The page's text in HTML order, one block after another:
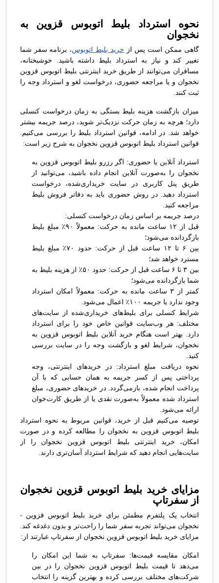
نحوه استرداد بلیط اتوبوس قزوين به
نخجوان
گاهی ممکن است پس از خرید بلیط اتوبوس، برنامه سفر شما
تغییر کند و نیاز به استرداد بلیط داشته باشید. خوشبختانه،
مسافران می‌توانند از طریق خرید اینترنتی بلیط اتوبوس قزوين
نخجوان و یا مراجعه حضوری، درخواست لغو و استرداد وجه را
ثبت کنند.
میزان بازگشت هزینه بلیط بستگی به زمان درخواست کنسلی
دارد؛ هرچه به زمان حرکت نزدیک‌تر شوید، درصد جریمه بیشتر
خواهد شد. در ادامه، قوانین استرداد بلیط را بررسی می‌کنیم.
قوانین استرداد بلیط اتوبوس قزوين نخجوان به شرح زیر است:
استرداد آنلاین یا حضوری: اگر رزرو بلیط اتوبوس قزوين به
نخجوان را به‌صورت آنلاین انجام داده باشید، می‌توانید از
طریق پنل کاربری در سایت خریداری‌شده، درخواست
استرداد دهید. در روش حضوری باید به دفاتر فروش بلیط
مراجعه کنید.
درصد جریمه بر اساس زمان درخواست کنسلی:
قبل از ۱۲ ساعت مانده به حرکت: معمولاً ۹۰٪ مبلغ بلیط
بازگردانده می‌شود؛
بین ۶ تا ۱۲ ساعت قبل از حرکت: حدود ۷۰٪ مبلغ بلیط
مسترد خواهد شد؛
بین ۳ تا ۶ ساعت قبل از حرکت: حدود ۵۰٪ از هزینه بلیط به
شما بازگردانده می‌شود؛
کمتر از ۳ ساعت مانده به حرکت: معمولاً امکان استرداد
وجود ندارد یا جریمه ۱۰۰٪ اعمال می‌شود.
شرایط کنسلی برای بلیط‌های خریداری‌شده از سایت‌های
مختلف: هر وب‌سایت قوانین خاص خود را برای استرداد
دارد. بهتر است هنگام خرید آنلاین بلیط اتوبوس قزوين به
نخجوان، شرایط لغو و بازگشت وجه را در سایت بررسی
کنید.
نحوه دریافت مبلغ استرداد: در خریدهای اینترنتی، وجه
پرداختی پس از کسر جریمه به همان حسابی که با آن
پرداخت انجام شده، بازمی‌گردد. در خریدهای حضوری، مبلغ
استرداد شده معمولاً به‌صورت نقدی یا از طریق کارت‌خوان
ارائه می‌شود.
توصیه می‌کنیم قبل از خرید، قوانین مربوط به نحوه استرداد
بلیط اتوبوس قزوين به نخجوان را مطالعه کرده و در صورت
امکان، خرید اینترنتی بلیط اتوبوس قزوين نخجوان را از
سایت‌هایی انجام دهید که شرایط استرداد آسان‌تری دارند.
مزایای خرید بلیط اتوبوس قزوين نخجوان
از سفرتاپ
انتخاب یک پلتفرم مطمئن برای خرید بلیط اتوبوس قزوين -
نخجوان می‌تواند تجربه سفر شما را راحت‌تر و بدون دغدغه کند.
مزایای خرید بلیط اتوبوس قزوين نخجوان از سفرتاپ عبارتند از:
امکان مقایسه قیمت‌ها: سفرتاپ به شما این امکان را
می‌دهد تا قیمت بلیط اتوبوس قزوين نخجوان را در بین
شرکت‌های مختلف بررسی کرده و بهترین گزینه را انتخاب